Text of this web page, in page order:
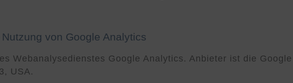
von Google Analytics
Webanalysedienstes Google Analytics. Anbieter ist die
USA.